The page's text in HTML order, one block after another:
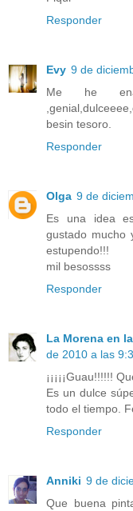
Responder
Evy 9 de
Me he
besin tesoro.
Responder
Olga 9 de
Es una idea
gustado mucho
estupendo!!!
mil besossss
Responder
La Morena en la
de 2010 a las
¡¡¡¡¡Guau!!!!!!
Es un dulce
todo el tiempo.
Responder
Anniki 9 de
Que buena